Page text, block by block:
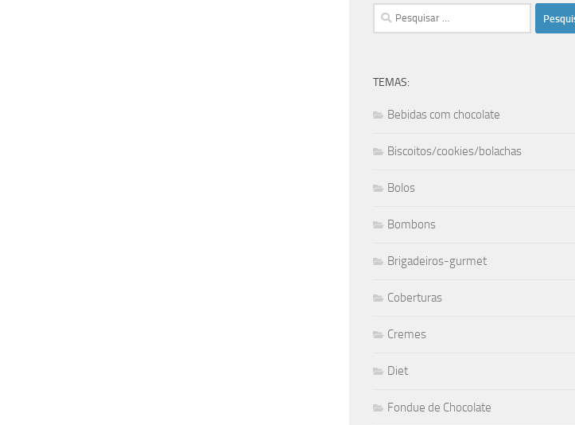
Pesquisar
por:
TEMAS:
Bebidas com chocolate
Biscoitos/cookies/bolachas
Bolos
Bombons
Brigadeiros-gurmet
Coberturas
Cremes
Diet
Fondue de Chocolate